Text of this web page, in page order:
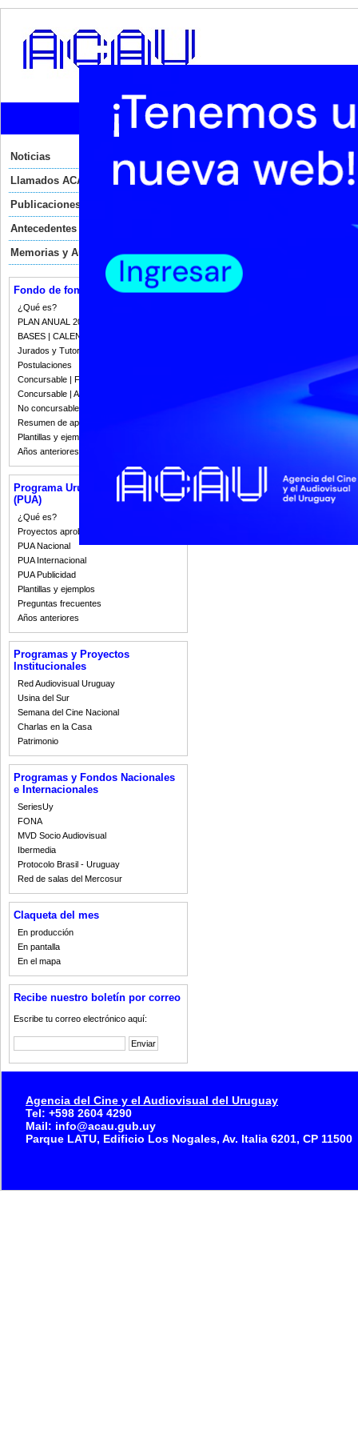
Inicio Institucional
Noticias
Llamados ACAU
Publicaciones
Antecedentes
Memorias y Auditorias
Fondo de fomento
¿Qué es?
PLAN ANUAL 2023
BASES | CALENDARIO 2023
Jurados y Tutorias
Postulaciones
Concursable | Fallos 2023
Concursable | Actas y Resoluciones
No concursable | Actas y Resoluciones
Resumen de apoyos 2008-2022
Plantillas y ejemplos
Años anteriores
Programa Uruguay Audiovisual
(PUA)
¿Qué es?
Proyectos aprobados
PUA Nacional
PUA Internacional
PUA Publicidad
Plantillas y ejemplos
Preguntas frecuentes
Años anteriores
Programas y Proyectos
Institucionales
Red Audiovisual Uruguay
Usina del Sur
Semana del Cine Nacional
Charlas en la Casa
Patrimonio
Programas y Fondos Nacionales
e Internacionales
SeriesUy
FONA
MVD Socio Audiovisual
Ibermedia
Protocolo Brasil - Uruguay
Red de salas del Mercosur
Claqueta del mes
En producción
En pantalla
En el mapa
Recibe nuestro boletín por correo
Escribe tu correo electrónico aquí:
2020 2019 2018 2017
Agencia del Cine y el Audiovisual del Uruguay
Tel: +598 2604 4290
Mail: info@acau.gub.uy
Parque LATU, Edificio Los Nogales, Av. Italia 6201, CP 11500